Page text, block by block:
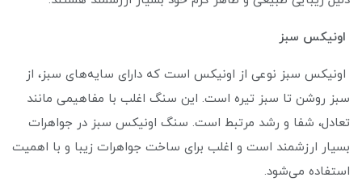
اونیکس سبز
اونیکس سبز نوعی از اونیکس است که دارای سایه‌های سبز، از
سبز روشن تا سبز تیره است. این سنگ اغلب با مفاهیمی مانند
تعادل، شفا و رشد مرتبط است. سنگ اونیکس سبز در جواهرات
بسیار ارزشمند است و اغلب برای ساخت جواهرات زیبا و با اهمیت
استفاده می‌شود.